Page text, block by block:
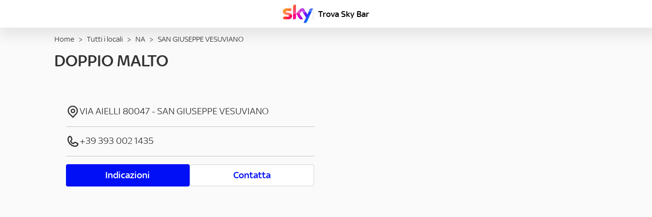
Trova Sky Bar
Home > Tutti i locali > NA > SAN GIUSEPPE VESUVIANO
DOPPIO MALTO
VIA AIELLI 80047- SAN GIUSEPPE VESUVIANO
+39 393 002 1435
Indicazioni Contatta